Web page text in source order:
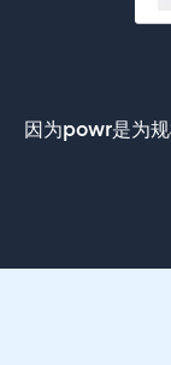
因为powr是为